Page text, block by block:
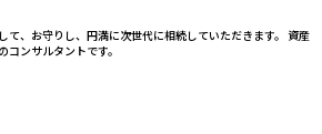
て、お守りし、円満に次世代に相続していただきます。 資産
ンサルタントです。